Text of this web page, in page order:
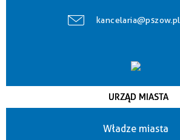
kancelaria@pszow.pl
URZĄD MIASTA
Władze miasta